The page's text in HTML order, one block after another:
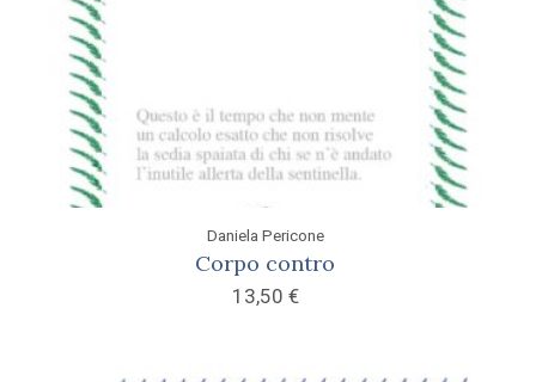
Daniela Pericone
Corpo contro
13,50 €